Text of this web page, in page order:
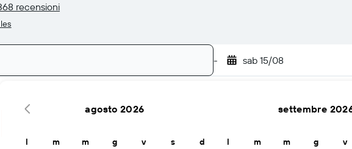
recensioni
- sab 15/08
agosto 2026
l m m g v s d
settembre
l m m g v